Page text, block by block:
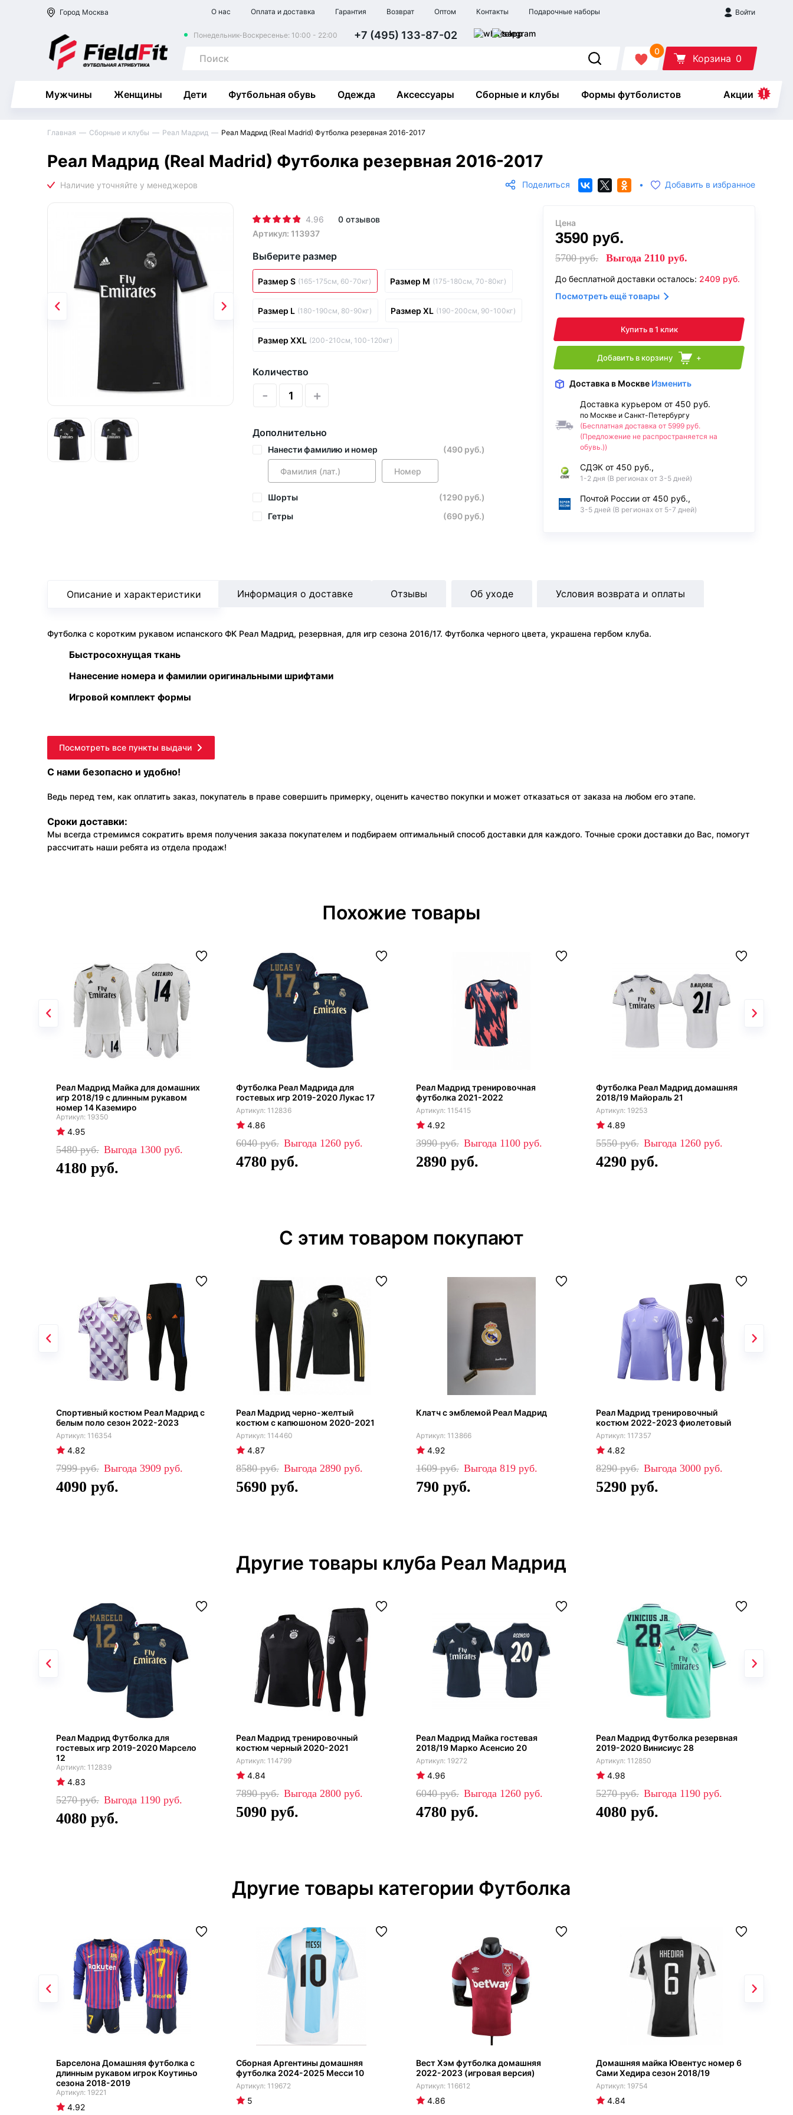
Город Москва О нас Оплата и доставка Гарантия Возврат Оптом Контакты Подарочные наборы Войти
Понедельник-Воскресенье: 10:00 - 22:00 +7 (495) 133-87-02
0
Корзина 0
Мужчины Женщины Дети Футбольная обувь Одежда Аксессуары Сборные и клубы Формы футболистов Акции
Главная Сборные и клубы Реал Мадрид Реал Мадрид (Real Madrid) Футболка резервная 2016-2017
Реал Мадрид (Real Madrid) Футболка резервная 2016-2017
Поделиться • Добавить в избранное
4.96
0 отзывов
Артикул: 113937
Выберите размер
Размер S (165-175см, 60-70кг) Размер M (175-180см, 70-80кг)
Размер L (180-190см, 80-90кг) Размер XL (190-200см, 90-100кг)
Размер XXL (200-210см, 100-120кг)
Количество
- +
Дополнительно
Нанести фамилию и номер (490 руб.)
Шорты
(1290 руб.)
Гетры
(690 руб.)
Цена
3590 руб.
5700руб. Выгода 2110 руб.
До бесплатной доставки осталось: 2409 руб.
Посмотреть ещё товары
Купить в 1 клик
Добавить в корзину +
Доставка в Москве Изменить
Доставка курьером от 450 руб.
по Москве и Санкт-Петербургу
(Бесплатная доставка от 5999 руб.
(Предложение не распространяется на
обувь.))
СДЭК от 450 руб.,
1-2 дня (В регионах от 3-5 дней)
Почтой России от 450 руб.,
3-5 дней (В регионах от 5-7 дней)
Описание и характеристики
Футболка с коротким рукавом испанского ФК Реал Мадрид, резервная, для игр сезона 2016/17. Футболка черного цвета, украшена гербом клуба.
Быстросохнущая ткань
Нанесение номера и фамилии оригинальными шрифтами
Игровой комплект формы
Информация о доставке Отзывы Об уходе Условия возврата и оплаты
Посмотреть все пункты выдачи
С нами безопасно и удобно!
Ведь перед тем, как оплатить заказ, покупатель в праве совершить примерку, оценить качество покупки и может отказаться от заказа на любом его этапе.
Сроки доставки:
Мы всегда стремимся сократить время получения заказа покупателем и подбираем оптимальный способ доставки для каждого. Точные сроки доставки до Вас, помогут
рассчитать наши ребята из отдела продаж!
Похожие товары
Реал Мадрид Майка для домашних
игр 2018/19 с длинным рукавом
номер 14 Каземиро
19350
4.95
5480 1300
4180
Футболка Реал Мадрида для
гостевых игр 2019-2020 Лукас 17
112836
4.86
6040 1260
4780
Реал Мадрид тренировочная
футболка 2021-2022
115415
4.92
3990 1100
2890
Футболка Реал Мадрид домашняя
2018/19 Майораль 21
19253
4.89
5550 1260
4290
С этим товаром покупают
Спортивный костюм Реал Мадрид с
белым поло сезон 2022-2023
116354
4.82
7999 3909
4090
Реал Мадрид черно-желтый
костюм с капюшоном 2020-2021
114460
4.87
8580 2890
5690
Клатч с эмблемой Реал Мадрид
113866
4.92
1609 819
790
Реал Мадрид тренировочный
костюм 2022-2023 фиолетовый
117357
4.82
8290 3000
5290
Другие товары клуба Реал Мадрид
Реал Мадрид Футболка для
гостевых игр 2019-2020 Марсело
12
112839
4.83
5270 1190
4080
Реал Мадрид тренировочный
костюм черный 2020-2021
114799
4.84
7890 2800
5090
Реал Мадрид Майка гостевая
2018/19 Марко Асенсио 20
19272
4.96
6040 1260
4780
Реал Мадрид Футболка резервная
2019-2020 Винисиус 28
112850
4.98
5270 1190
4080
Другие товары категории Футболка
Барселона Домашняя футболка с
длинным рукавом игрок Коутиньо
сезона 2018-2019
19221
4.92
Сборная Аргентины домашняя
футболка 2024-2025 Месси 10
119672
5
Вест Хэм футболка домашняя
2022-2023 (игровая версия)
116612
4.86
Домашняя майка Ювентус номер 6
Сами Хедира сезон 2018/19
19754
4.84